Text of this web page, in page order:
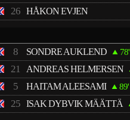
26 HÅKON EVJEN
8
SONDRE AUKLEND 78'
21 ANDREAS HELMERSEN
5 HAITAM ALEESAMI 89'
25 ISAK DYBVIK MÄÄTTÄ